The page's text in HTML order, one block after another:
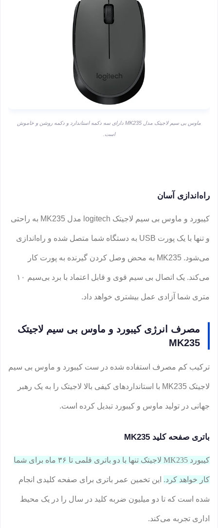
ماوس بی سیم لاجیتک مدل MK235 دارای سه دکمه استاندارد و دکمه روشن و خاموش
است.
راه‌اندازی آسان
کیبورد و ماوس بی سیم لاجیتک logitech مدل MK235 به راحتی
و تنها با یک پورت USB به دستگاه شما متصل شده و راه‌اندازی
می‌شود. MK235 به محض وصل کردن گیرنده به پورت کار
می‌کند. یک اتصال بی سیم قوی و قابل اعتماد با برد بی‌سیم ۱۰
متری شما آزادی عمل بیشتری خواهد داد.
مصرف انرژی کیبورد و ماوس بی سیم لاجیتک
MK235
ترکیب کم مصرف استفاده شده در ست کیبورد و ماوس بی سیم
لاجیتک MK235 با استانداردهای کیفی بالا لاجیتک را به یک رهبر
جهانی در تولید ماوس و کیبورد تبدیل کرده است.
باتری صفحه کلید MK235
کیبورد MK235 لاجیتک تنها با دو باتری قلمی تا ۳۶ ماه برای شما
کار خواهد کرد. این تخمین عمر باتری برای صفحه کلیدی انجام
شده است که تا دو میلیون ضربه کلید در سال را در یک محیط
اداری تجربه می‌کند.